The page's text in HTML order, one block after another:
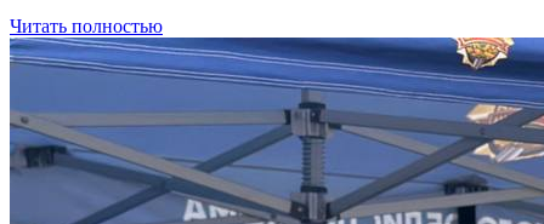
Читать полностью